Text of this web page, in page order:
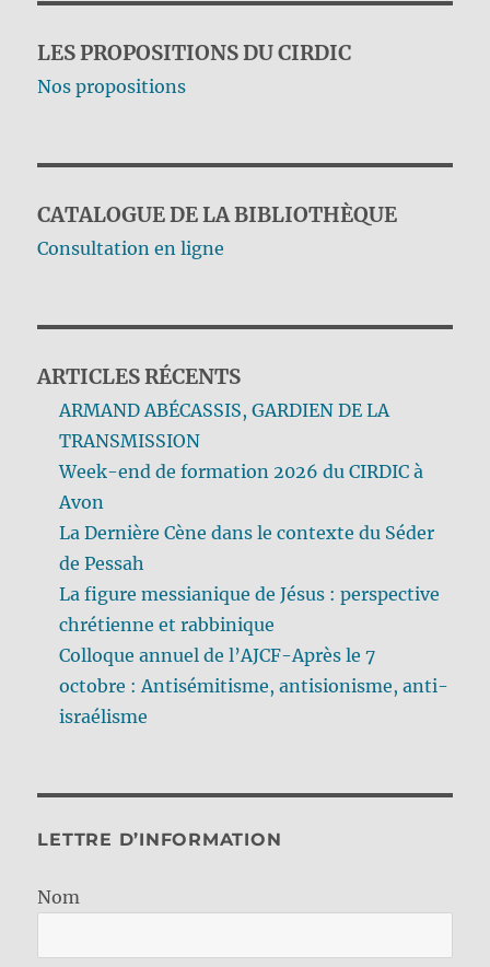
LES PROPOSITIONS DU CIRDIC
Nos propositions
CATALOGUE DE LA BIBLIOTHÈQUE
Consultation en ligne
ARTICLES RÉCENTS
ARMAND ABÉCASSIS, GARDIEN DE LA
TRANSMISSION
Week-end de formation 2026 du CIRDIC à
Avon
La Dernière Cène dans le contexte du Séder
de Pessah
La figure messianique de Jésus : perspective
chrétienne et rabbinique
Colloque annuel de l’AJCF-Après le 7
octobre : Antisémitisme, antisionisme, anti-
israélisme
LETTRE D’INFORMATION
Nom